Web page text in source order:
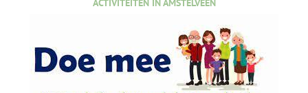
ACTIVITEITEN IN AMSTELVEEN